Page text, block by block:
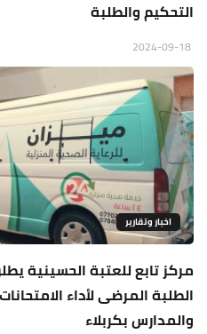
التحكيم والطلبة
اخبار وتقارير
مركز تابع للعتبة الحسينية
الطلبة المرضى لأداء
والمدارس بكربلاء